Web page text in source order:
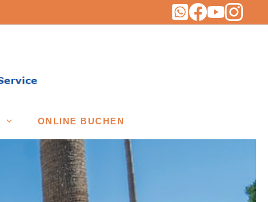
ONLINE BUCHEN